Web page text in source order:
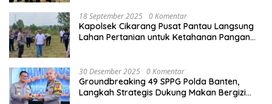
18 September 2025 0 Komentar
Kapolsek Cikarang Pusat Pantau Langsung
Lahan Pertanian untuk Ketahanan Pangan
30 Desember 2025 0 Komentar
Groundbreaking 49 SPPG Polda Banten,
Langkah Strategis Dukung Makan Bergizi